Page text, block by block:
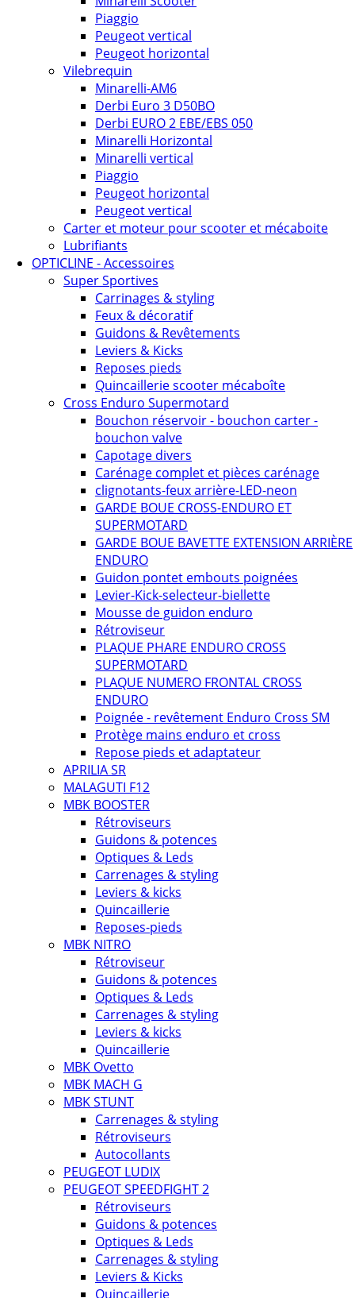
Piaggio
Peugeot vertical
Peugeot horizontal
Vilebrequin
Minarelli-AM6
Derbi Euro 3 D50BO
Derbi EURO 2 EBE/EBS 050
Minarelli Horizontal
Minarelli vertical
Piaggio
Peugeot horizontal
Peugeot vertical
Carter et moteur pour scooter et mécaboite
Lubrifiants
OPTICLINE - Accessoires
Super Sportives
Carrinages & styling
Feux & décoratif
Guidons & Revêtements
Leviers & Kicks
Reposes pieds
Quincaillerie scooter mécaboîte
Cross Enduro Supermotard
Bouchon réservoir - bouchon carter -
bouchon valve
Capotage divers
Carénage complet et pièces carénage
clignotants-feux arrière-LED-neon
GARDE BOUE CROSS-ENDURO ET
SUPERMOTARD
GARDE BOUE BAVETTE EXTENSION ARRIÈRE
ENDURO
Guidon pontet embouts poignées
Levier-Kick-selecteur-biellette
Mousse de guidon enduro
Rétroviseur
PLAQUE PHARE ENDURO CROSS
SUPERMOTARD
PLAQUE NUMERO FRONTAL CROSS
ENDURO
Poignée - revêtement Enduro Cross SM
Protège mains enduro et cross
Repose pieds et adaptateur
APRILIA SR
MALAGUTI F12
MBK BOOSTER
Rétroviseurs
Guidons & potences
Optiques & Leds
Carrenages & styling
Leviers & kicks
Quincaillerie
Reposes-pieds
MBK NITRO
Rétroviseur
Guidons & potences
Optiques & Leds
Carrenages & styling
Leviers & kicks
Quincaillerie
MBK Ovetto
MBK MACH G
MBK STUNT
Carrenages & styling
Rétroviseurs
Autocollants
PEUGEOT LUDIX
PEUGEOT SPEEDFIGHT 2
Rétroviseurs
Guidons & potences
Optiques & Leds
Carrenages & styling
Leviers & Kicks
Quincaillerie